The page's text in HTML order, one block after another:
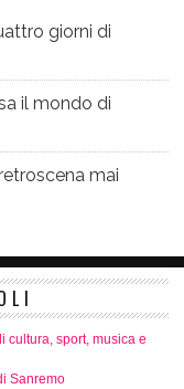
giorni di
il mondo di
mai
cultura, sport, musica e
Sanremo